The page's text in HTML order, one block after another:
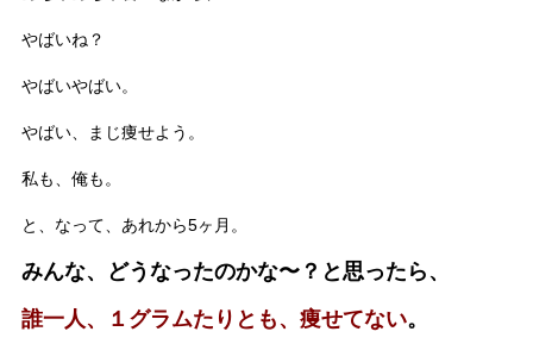
やばいね？
やばいやばい。
やばい、まじ痩せよう。
私も、俺も。
と、なって、あれから5ヶ月。
みんな、どうなったのかな〜？と思ったら、
誰一人、１グラムたりとも、痩せてない。